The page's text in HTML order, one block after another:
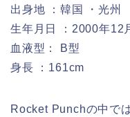
出身地 ：韓国 ・光州
生年月日 ：2000年12
血液型： B型
身長 ：161cm
Rocket Punchの中で